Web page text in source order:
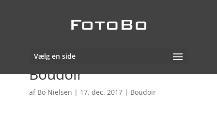
Vælg en side
Boudoir
af Bo Nielsen | 17. dec. 2017| Boudoir